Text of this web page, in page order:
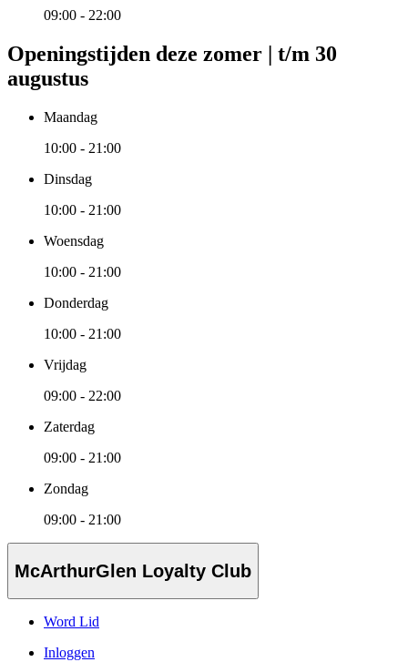
09:00 - 22:00
Openingstijden deze zomer | t/m 30
augustus
Maandag
10:00 - 21:00
Dinsdag
10:00 - 21:00
Woensdag
10:00 - 21:00
Donderdag
10:00 - 21:00
Vrijdag
09:00 - 22:00
Zaterdag
09:00 - 21:00
Zondag
09:00 - 21:00
McArthurGlen Loyalty Club
Word Lid
Inloggen